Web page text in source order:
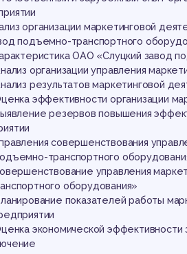
организации маркетинговой
подъемно-транспортного
ОАО «Слуцкий завод
организации управления
результатов маркетинговой
эффективности организации
резервов повышения
совершенствования
транспортного
управления
оборудования»
показателей работы
экономической эффективности